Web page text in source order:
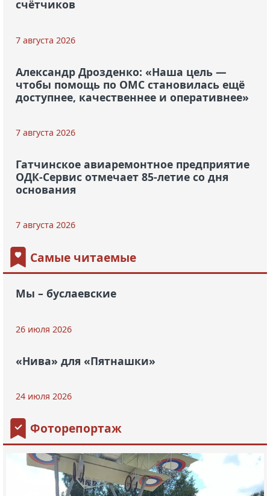
счётчиков
7 августа 2026
Александр Дрозденко: «Наша цель —
чтобы помощь по ОМС становилась ещё
доступнее, качественнее и оперативнее»
7 августа 2026
Гатчинское авиаремонтное предприятие
ОДК-Сервис отмечает 85-летие со дня
основания
7 августа 2026
Самые читаемые
Мы – буслаевские
26 июля 2026
«Нива» для «Пятнашки»
24 июля 2026
Фоторепортаж